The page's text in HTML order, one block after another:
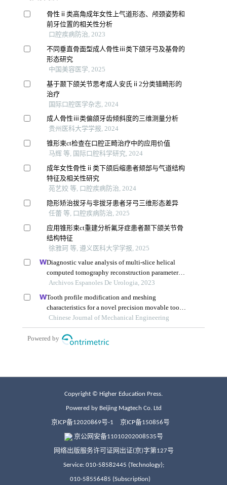
Copyright © Higher Education Press.
Powered by Beijing Magtech Co. Ltd
京ICP备12020869号-1 京ICP备150856号
京公网安备11010202008535号
网络出版服务许可证网出证(京)字第127号
Service: 010-58582445 (Technology);
010-58556485 (Subscription)